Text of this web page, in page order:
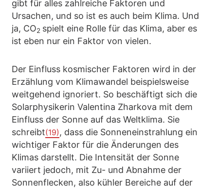
gibt für alles zahlreiche Faktoren und
Ursachen, und so ist es auch beim Klima. Und
ja, CO2 spielt eine Rolle für das Klima, aber es
ist eben nur ein Faktor von vielen.
Der Einfluss kosmischer Faktoren wird in der
Erzählung vom Klimawandel beispielsweise
weitgehend ignoriert. So beschäftigt sich die
Solarphysikerin Valentina Zharkova mit dem
Einfluss der Sonne auf das Weltklima. Sie
schreibt(19) , dass die Sonneneinstrahlung ein
wichtiger Faktor für die Änderungen des
Klimas darstellt. Die Intensität der Sonne
variiert jedoch, mit Zu- und Abnahme der
Sonnenflecken, also kühler Bereiche auf der